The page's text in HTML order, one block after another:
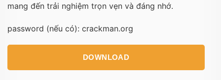
mang đến trải nghiệm trọn vẹn và đáng nhớ.
password (nếu có): crackman.org
DOWNLOAD